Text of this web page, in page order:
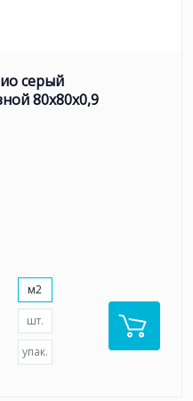
серый
80x80x0,9
м2
шт.
упак.